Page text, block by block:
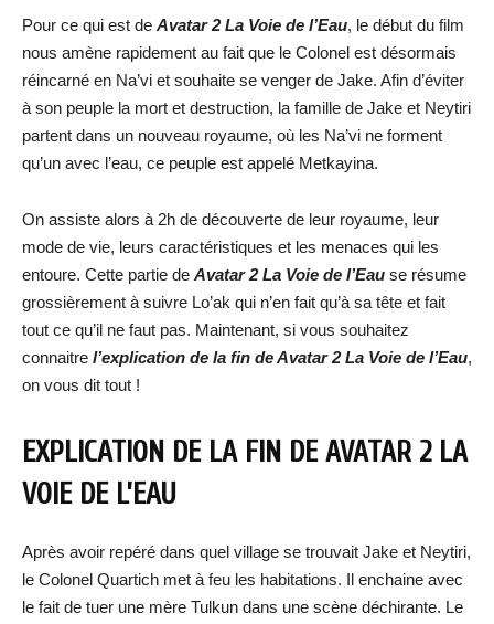
Pour ce qui est de Avatar 2 La Voie de l’Eau, le début du film
nous amène rapidement au fait que le Colonel est désormais
réincarné en Na’vi et souhaite se venger de Jake. Afin d’éviter
à son peuple la mort et destruction, la famille de Jake et Neytiri
partent dans un nouveau royaume, où les Na’vi ne forment
qu’un avec l’eau, ce peuple est appelé Metkayina.
On assiste alors à 2h de découverte de leur royaume, leur
mode de vie, leurs caractéristiques et les menaces qui les
entoure. Cette partie de Avatar 2 La Voie de l’Eau se résume
grossièrement à suivre Lo’ak qui n’en fait qu’à sa tête et fait
tout ce qu’il ne faut pas. Maintenant, si vous souhaitez
connaitre l’explication de la fin de Avatar 2 La Voie de l’Eau,
on vous dit tout !
EXPLICATION DE LA FIN DE AVATAR 2 LA
VOIE DE L’EAU
Après avoir repéré dans quel village se trouvait Jake et Neytiri,
le Colonel Quartich met à feu les habitations. Il enchaine avec
le fait de tuer une mère Tulkun dans une scène déchirante. Le